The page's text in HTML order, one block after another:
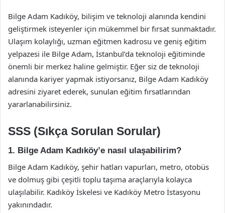
Bilge Adam Kadıköy, bilişim ve teknoloji alanında kendini
geliştirmek isteyenler için mükemmel bir fırsat sunmaktadır.
Ulaşım kolaylığı, uzman eğitmen kadrosu ve geniş eğitim
yelpazesi ile Bilge Adam, İstanbul’da teknoloji eğitiminde
önemli bir merkez haline gelmiştir. Eğer siz de teknoloji
alanında kariyer yapmak istiyorsanız, Bilge Adam Kadıköy
adresini ziyaret ederek, sunulan eğitim fırsatlarından
yararlanabilirsiniz.
SSS (Sıkça Sorulan Sorular)
1. Bilge Adam Kadıköy’e nasıl ulaşabilirim?
Bilge Adam Kadıköy, şehir hatları vapurları, metro, otobüs
ve dolmuş gibi çeşitli toplu taşıma araçlarıyla kolayca
ulaşılabilir. Kadıköy İskelesi ve Kadıköy Metro İstasyonu
yakınındadır.